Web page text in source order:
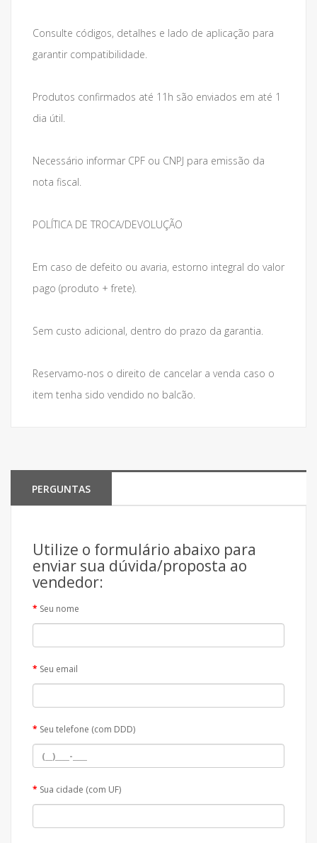
Consulte códigos, detalhes e lado de aplicação para
garantir compatibilidade.
Produtos confirmados até 11h são enviados em até 1
dia útil.
Necessário informar CPF ou CNPJ para emissão da
nota fiscal.
POLÍTICA DE TROCA/DEVOLUÇÃO
Em caso de defeito ou avaria, estorno integral do valor
pago (produto + frete).
Sem custo adicional, dentro do prazo da garantia.
Reservamo-nos o direito de cancelar a venda caso o
item tenha sido vendido no balcão.
PERGUNTAS
Utilize o formulário abaixo para
enviar sua dúvida/proposta ao
vendedor:
Seu nome
Seu email
Seu telefone (com DDD)
Sua cidade (com UF)